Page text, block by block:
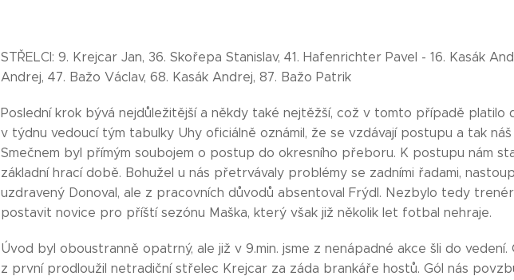
STŘELCI: 9. Krejcar Jan, 36. Skořepa Stanislav, 41. Hafenrichter Pavel - 16. Kasák
Andrej, 47. Bažo Václav, 68. Kasák Andrej, 87. Bažo Patrik
Poslední krok bývá nejdůležitější a někdy také nejtěžší, což v tomto případě platilo
v týdnu vedoucí tým tabulky Uhy oficiálně oznámil, že se vzdávají postupu a tak
Smečnem byl přímým soubojem o postup do okresního přeboru. K postupu nám
základní hrací době. Bohužel u nás přetrvávaly problémy se zadními řadami,
uzdravený Donoval, ale z pracovních důvodů absentoval Frýdl. Nezbylo tedy
postavit novice pro příští sezónu Maška, který však již několik let fotbal nehraje.
Úvod byl oboustranně opatrný, ale již v 9.min. jsme z nenápadné akce šli do
z první prodloužil netradiční střelec Krejcar za záda brankáře hostů. Gól nás